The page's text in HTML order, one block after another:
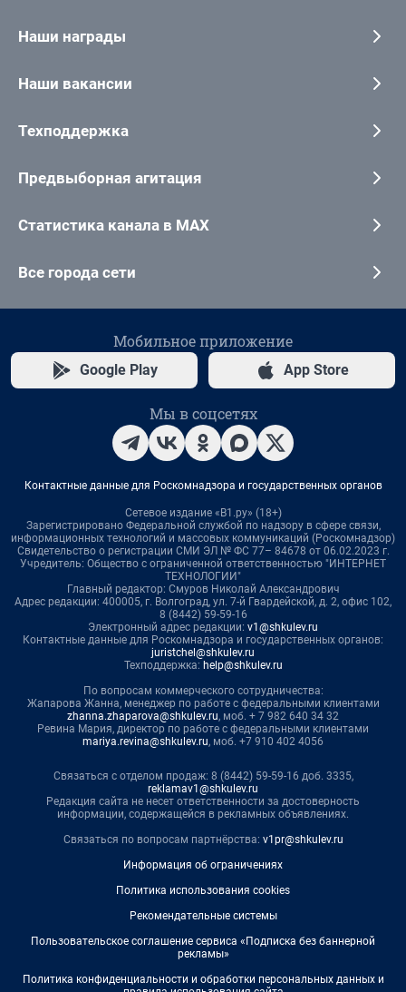
Наши награды
Наши вакансии
Техподдержка
Предвыборная агитация
Статистика канала в MAX
Все города сети
Мобильное приложение
Google Play App Store
Мы в соцсетях
Контактные данные для Роскомнадзора и государственных органов
Сетевое издание «В1.ру» (18+)
Зарегистрировано Федеральной службой по надзору в сфере связи,
информационных технологий и массовых коммуникаций (Роскомнадзор)
Свидетельство о регистрации СМИ ЭЛ № ФС 77– 84678 от 06.02.2023 г.
Учредитель: Общество с ограниченной ответственностью "ИНТЕРНЕТ
ТЕХНОЛОГИИ"
Главный редактор: Смуров Николай Александрович
Адрес редакции: 400005, г. Волгоград, ул. 7-й Гвардейской, д. 2, офис 102,
8 (8442) 59-59-16
Электронный адрес редакции: v1@shkulev.ru
Контактные данные для Роскомнадзора и государственных органов:
juristchel@shkulev.ru
Техподдержка: help@shkulev.ru
По вопросам коммерческого сотрудничества:
Жапарова Жанна, менеджер по работе с федеральными клиентами
zhanna.zhaparova@shkulev.ru, моб. + 7 982 640 34 32
Ревина Мария, директор по работе с федеральными клиентами
mariya.revina@shkulev.ru, моб. +7 910 402 4056
Связаться с отделом продаж: 8 (8442) 59-59-16 доб. 3335,
reklamav1@shkulev.ru
Редакция сайта не несет ответственности за достоверность
информации, содержащейся в рекламных объявлениях.
Связаться по вопросам партнёрства: v1pr@shkulev.ru
Информация об ограничениях
Политика использования cookies
Рекомендательные системы
Пользовательское соглашение сервиса «Подписка без баннерной
рекламы»
Политика конфиденциальности и обработки персональных данных и